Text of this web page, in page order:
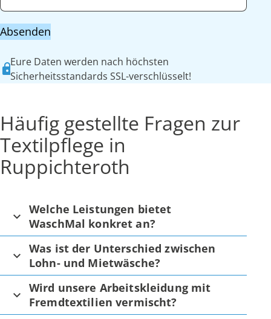
Absenden
Eure Daten werden nach höchsten
Sicherheitsstandards SSL-verschlüsselt!
Häufig gestellte Fragen zur
Textilpflege in
Ruppichteroth
Welche Leistungen bietet
WaschMal konkret an?
Was ist der Unterschied zwischen
Lohn- und Mietwäsche?
Wird unsere Arbeitskleidung mit
Fremdtextilien vermischt?